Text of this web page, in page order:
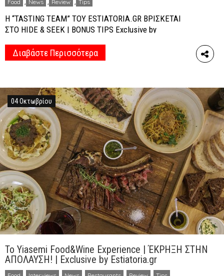
Food News Review Tips
Η “TASTING TEAM” ΤΟΥ ESTIATORIA.GR ΒΡΙΣΚΕΤΑΙ
ΣΤΟ HIDE & SEEK | BONUS TIPS Exclusive by
στην ταλαντούχα & δραστήρια Έφη Κωστάκη και στον
οξυδερκή & πρωτοπόρο Σπύρο Κερκύρα που κατάφεραν
ξεχωριστό, χαρίζοντας σε αυτόν το όνομα HIDE […]
Διαβάστε Περισσότερα
04 Οκτωβρίου
To Yiasemi Food&Wine Experience | ΈΚΡΗΞΗ ΣΤΗΝ
ΑΠΟΛΑΥΣΗ! | Exclusive by Estiatoria.gr